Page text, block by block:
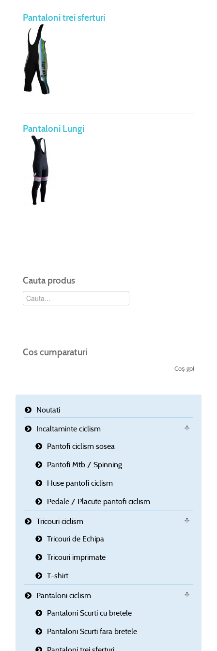
Pantaloni trei sferturi
Pantaloni Lungi
Cauta produs
Cos cumparaturi
Coş gol
Noutati
Incaltaminte ciclism
Pantofi ciclism sosea
Pantofi Mtb / Spinning
Huse pantofi ciclism
Pedale / Placute pantofi ciclism
Tricouri ciclism
Tricouri de Echipa
Tricouri imprimate
T-shirt
Pantaloni ciclism
Pantaloni Scurti cu bretele
Pantaloni Scurti fara bretele